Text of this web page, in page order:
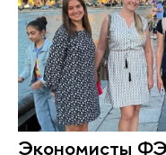
Экономисты